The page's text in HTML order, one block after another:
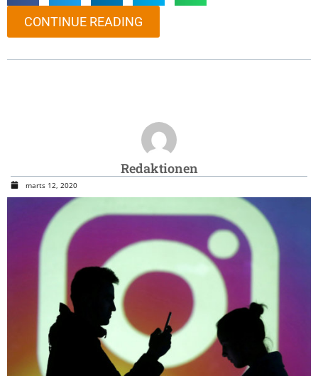
CONTINUE READING
Redaktionen
marts 12, 2020